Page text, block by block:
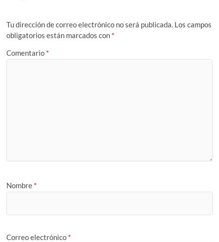
Tu dirección de correo electrónico no será publicada. Los campos
obligatorios están marcados con *
Comentario *
Nombre *
Correo electrónico *